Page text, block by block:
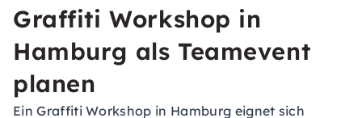
Graffiti Workshop in
Hamburg als Teamevent
planen
Ein Graffiti Workshop in Hamburg eignet sich